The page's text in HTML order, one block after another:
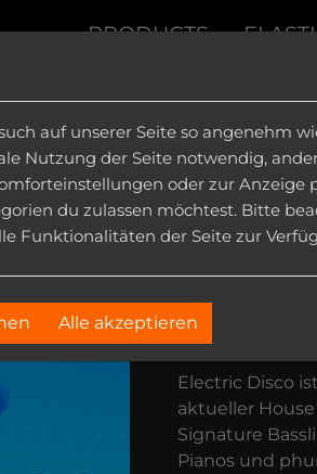
PRODUCTS
Good
Electric Disco
aktueller
Signature
Pianos und
auf unserer Seite so angenehm
Nutzung der Seite notwendig,
oder zur Anzeige
du zulassen möchtest. Bitte
Funktionalitäten der Seite zur
Alle akzeptieren